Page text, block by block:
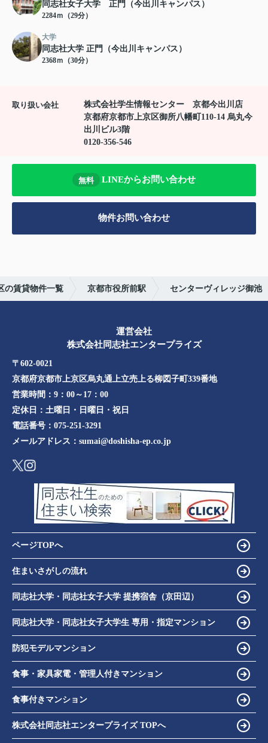
同志社女子大学 正門（今出川キャンパス）
2284ｍ（29分）
大学
同志社大学 正門（今出川キャンパス）
2368ｍ（30分）
取り扱い会社
株式会社学生情報センター 京都今出川店
京都府京都市上京区御所八幡町110-14 烏丸今
出川ビル3階
0120-356-546
無料 LINEからお問い合わせ
物件お問い合わせ
の賃貸物件一覧 京都市役所前駅 センターヴィレッジ御池
運営会社
株式会社同志社エンタープライズ
〒602-0021
京都府京都市上京区烏丸通上立売上る柳図子町339番地​​
営業時間： 9：00～17：00
定休日： 土曜日・日曜日・祝日
電話番号： 075-251-3291
メールアドレス： sumai@doshisha-ep.co.jp
ページTOPへ
住まいさがしの流れ
同志社大学・同志社女子大学 提携宿舎（京田辺）
同志社大学・同志社女子大学生 専用・指定マンション
防犯モデルマンション
食事・家具家電・管理人付きマンション
食事付きマンション
株式会社同志社エンタープライズ TOPへ